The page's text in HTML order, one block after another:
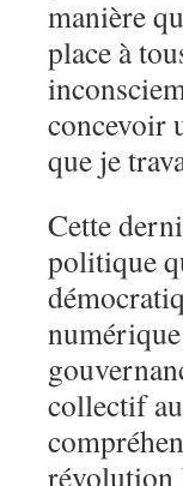
manière
place à
concevoir
que je
Cette
politique
collectif
révolution